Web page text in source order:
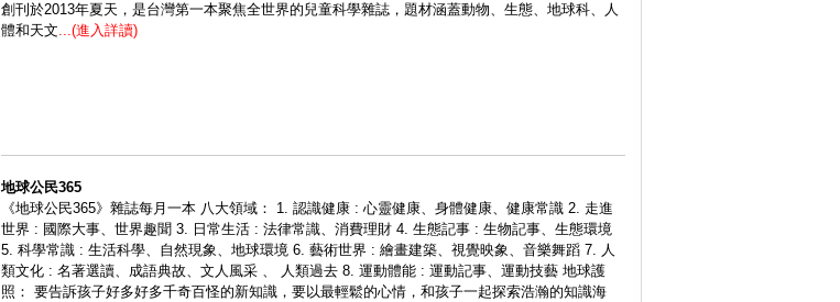
創刊於2013年夏天，是台灣第一本聚焦全世界的兒童科學雜誌，題材涵蓋動物、生態、地球科、人
體和天文...(進入詳讀)
地球公民365
《地球公民365》雜誌每月一本 八大領域： 1. 認識健康 : 心靈健康、身體健康、健康常識 2. 走進
世界 : 國際大事、世界趣聞 3. 日常生活 : 法律常識、消費理財 4. 生態記事 : 生物記事、生態環境
5. 科學常識 : 生活科學、自然現象、地球環境 6. 藝術世界 : 繪畫建築、視覺映象、音樂舞蹈 7. 人
類文化 : 名著選讀、成語典故、文人風采 、 人類過去 8. 運動體能 : 運動記事、運動技藝 地球護
照： 要告訴孩子好多好多千奇百怪的新知識，要以最輕鬆的心情，和孩子一起探索浩瀚的知識海